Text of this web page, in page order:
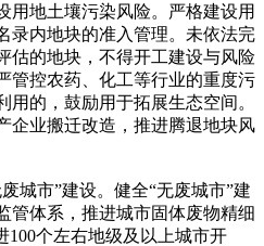
地土壤污染风险。严格建设用
录内地块的准入管理。未依法完
估的地块，不得开工建设与风险
管控农药、化工等行业的重度污
的，鼓励用于拓展生态空间。
企业搬迁改造，推进腾退地块风
市”建设。健全“无废城市”建
管体系，推进城市固体废物精细
100个左右地级及以上城市开